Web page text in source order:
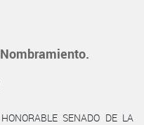
SENADO DE LA